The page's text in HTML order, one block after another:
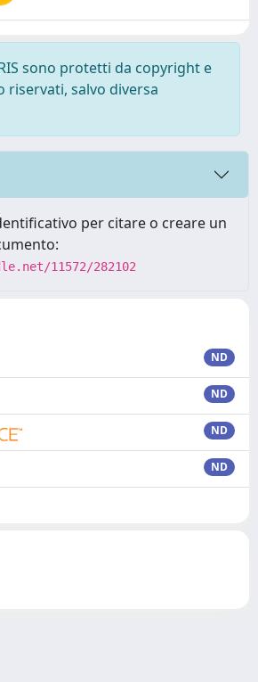
sono protetti da copyright e
salvo diversa
per citare o creare un
11572/282102
ND
ND
ND
ND